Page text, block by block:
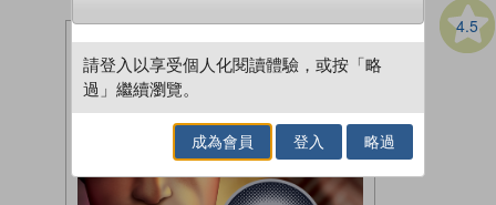
4.5
請登入以享受個人化閱讀體驗，或按「略
過」繼續瀏覽。
成為會員 登入 略過